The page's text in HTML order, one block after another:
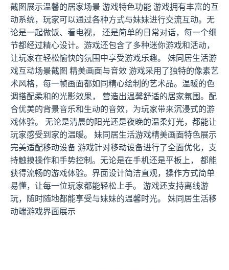
截图展示温馨的居家场景 游戏特色功能 游戏拥有丰富的互
动系统，玩家可以通过各种方式与妹妹进行交流互动。无
论是一起做饭、看电视， 还是简单的日常对话，每一个细
节都经过精心设计。游戏还包含了多种迷你游戏和活动，
让玩家在轻松愉快的氛围中享受游戏乐趣。 妹同居生活游
戏互动场景截图 精美画面与音效 游戏采用了独特的像素艺
术风格，每一帧画面都如同精心绘制的艺术品。温暖的色
调搭配柔和的光影效果， 营造出温馨舒适的居家氛围。配
合优美的背景音乐和生动的音效，为玩家带来沉浸式的游
戏体验。 无论是清晨的阳光还是夜晚的温柔灯光，都能让
玩家感受到家的温暖。 妹同居生活游戏精美画面特色展示
完美适配移动设备 游戏针对移动设备进行了全面优化，支
持触摸操作和手势控制。无论是在手机还是平板上， 都能
获得流畅的游戏体验。界面设计简洁直观，操作方式简单
易懂，让每一位玩家都能轻松上手。 游戏还支持离线游
玩，随时随地都能享受与妹妹的温馨时光。 妹同居生活移
动端游戏界面展示